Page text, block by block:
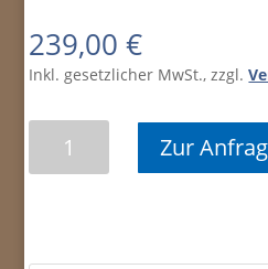
239,00€
Inkl. gesetzlicher MwSt., zzgl.
(Türblatt
Zur